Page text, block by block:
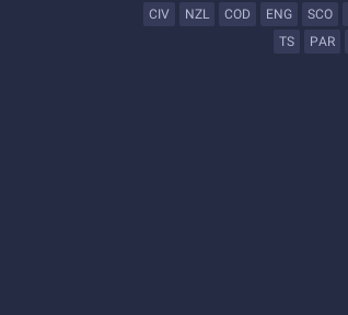
SCO
ENG
COD
NZL
CIV
PAR
TS